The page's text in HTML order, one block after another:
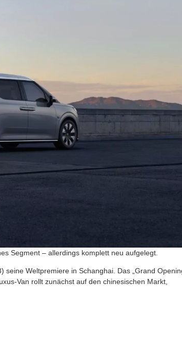
Segment – allerdings komplett neu aufgelegt.
Weltpremiere in Schanghai. Das „Grand
Van rollt zunächst auf den chinesischen Markt,